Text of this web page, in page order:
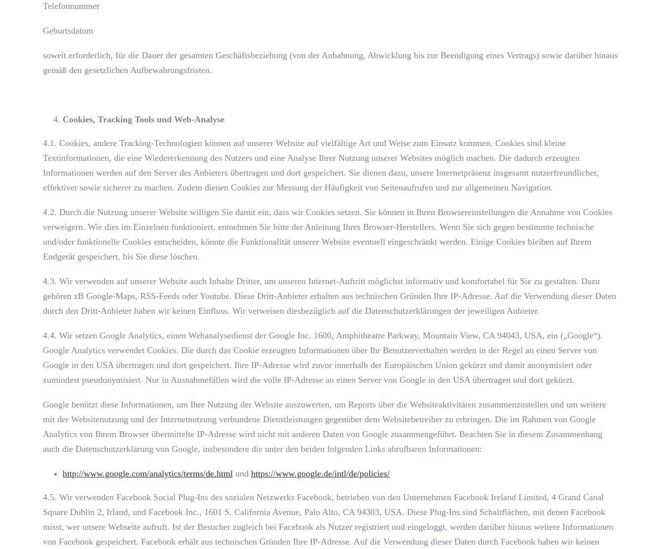
Telefonnummer
Geburtsdatum
soweit erforderlich, für die Dauer der gesamten Geschäftsbeziehung (von der Anbahnung, Abwicklung bis zur Beendigung eines Vertrags) sowie darüber hinaus
gemäß den gesetzlichen Aufbewahrungsfristen.
Cookies, Tracking Tools und Web-Analyse
4.1. Cookies, andere Tracking-Technologien können auf unserer Website auf vielfältige Art und Weise zum Einsatz kommen. Cookies sind kleine
Textinformationen, die eine Wiedererkennung des Nutzers und eine Analyse Ihrer Nutzung unserer Websites möglich machen. Die dadurch erzeugten
Informationen werden auf den Server des Anbieters übertragen und dort gespeichert. Sie dienen dazu, unsere Internetpräsenz insgesamt nutzerfreundlicher,
effektiver sowie sicherer zu machen. Zudem dienen Cookies zur Messung der Häufigkeit von Seitenaufrufen und zur allgemeinen Navigation.
4.2. Durch die Nutzung unserer Website willigen Sie damit ein, dass wir Cookies setzen. Sie können in Ihren Browsereinstellungen die Annahme von Cookies
verweigern. Wie dies im Einzelnen funktioniert, entnehmen Sie bitte der Anleitung Ihres Browser-Herstellers. Wenn Sie sich gegen bestimmte technische
und/oder funktionelle Cookies entscheiden, könnte die Funktionalität unserer Website eventuell eingeschränkt werden. Einige Cookies bleiben auf Ihrem
Endgerät gespeichert, bis Sie diese löschen.
4.3. Wir verwenden auf unserer Website auch Inhalte Dritter, um unseren Internet-Auftritt möglichst informativ und komfortabel für Sie zu gestalten. Dazu
gehören zB Google-Maps, RSS-Feeds oder Youtube. Diese Dritt-Anbieter erhalten aus technischen Gründen Ihre IP-Adresse. Auf die Verwendung dieser Daten
durch den Dritt-Anbieter haben wir keinen Einfluss. Wir verweisen diesbezüglich auf die Datenschutzerklärungen der jeweiligen Anbieter.
4.4. Wir setzen Google Analytics, einen Webanalysedienst der Google Inc. 1600, Amphitheatre Parkway, Mountain View, CA 94043, USA, ein („Google“).
Google Analytics verwendet Cookies. Die durch das Cookie erzeugten Informationen über Ihr Benutzerverhalten werden in der Regel an einen Server von
Google in den USA übertragen und dort gespeichert. Ihre IP-Adresse wird zuvor innerhalb der Europäischen Union gekürzt und damit anonymisiert oder
zumindest pseudonymisiert. Nur in Ausnahmefällen wird die volle IP-Adresse an einen Server von Google in den USA übertragen und dort gekürzt.
Google benützt diese Informationen, um Ihre Nutzung der Website auszuwerten, um Reports über die Websiteaktivitäten zusammenzustellen und um weitere
mit der Websitenutzung und der Internetnutzung verbundene Dienstleistungen gegenüber dem Websitebetreiber zu erbringen. Die im Rahmen von Google
Analytics von Ihrem Browser übermittelte IP-Adresse wird nicht mit anderen Daten von Google zusammengeführt. Beachten Sie in diesem Zusammenhang
auch die Datenschutzerklärung von Google, insbesondere die unter den beiden folgenden Links abrufbaren Informationen:
http://www.google.com/analytics/terms/de.html und https://www.google.de/intl/de/policies/
4.5. Wir verwenden Facebook Social Plug-Ins des sozialen Netzwerks Facebook, betrieben von den Unternehmen Facebook Ireland Limited, 4 Grand Canal
Square Dublin 2, Irland, und Facebook Inc., 1601 S. California Avenue, Palo Alto, CA 94303, USA. Diese Plug-Ins sind Schaltflächen, mit denen Facebook
misst, wer unsere Webseite aufruft. Ist der Besucher zugleich bei Facebook als Nutzer registriert und eingeloggt, werden darüber hinaus weitere Informationen
von Facebook gespeichert. Facebook erhält aus technischen Gründen Ihre IP-Adresse. Auf die Verwendung dieser Daten durch Facebook haben wir keinen